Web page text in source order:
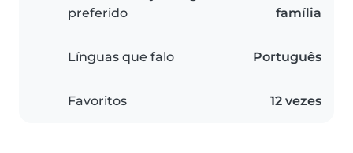
preferido
família
Línguas que falo Português
Favoritos 12 vezes